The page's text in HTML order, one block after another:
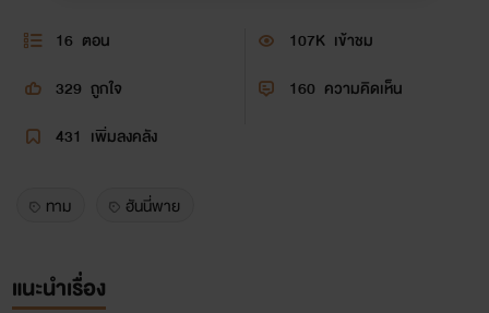
16 ตอน 107K เข้าชม
329 ถูกใจ 160 ความคิดเห็น
431 เพิ่มลงคลัง
ทาม ฮันนี่พาย
แนะนำเรื่อง